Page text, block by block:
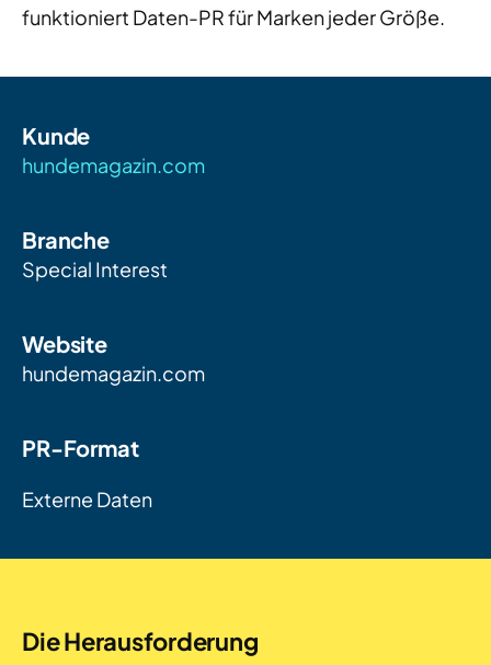
funktioniert Daten-PR für Marken jeder Größe.
Kunde
hundemagazin.com
Branche
Special Interest
Website
hundemagazin.com
PR-Format
Externe Daten
Die Herausforderung